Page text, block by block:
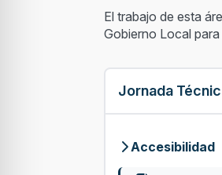
El trabajo de esta
Gobierno Local
Jornada
Accesibilidad